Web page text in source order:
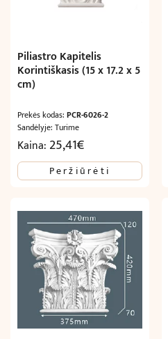
Piliastro Kapitelis
Korintiškasis (15 x 17.2 x 5
cm)
Prekės kodas: PCR-6026-2
Sandėlyje: Turime
Kaina: 25,41€
Peržiūrėti